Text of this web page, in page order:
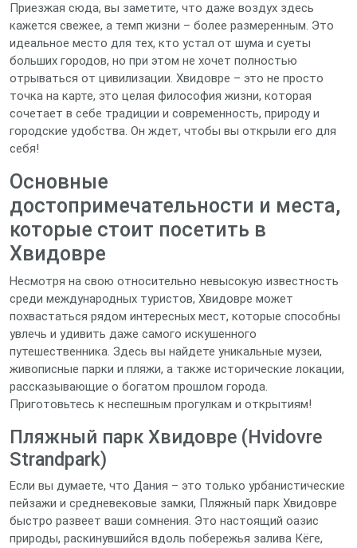
Приезжая сюда, вы заметите, что даже воздух здесь
кажется свежее, а темп жизни – более размеренным. Это
идеальное место для тех, кто устал от шума и суеты
больших городов, но при этом не хочет полностью
отрываться от цивилизации. Хвидовре – это не просто
точка на карте, это целая философия жизни, которая
сочетает в себе традиции и современность, природу и
городские удобства. Он ждет, чтобы вы открыли его для
себя!
Основные
достопримечательности и места,
которые стоит посетить в
Хвидовре
Несмотря на свою относительно невысокую известность
среди международных туристов, Хвидовре может
похвастаться рядом интересных мест, которые способны
увлечь и удивить даже самого искушенного
путешественника. Здесь вы найдете уникальные музеи,
живописные парки и пляжи, а также исторические локации,
рассказывающие о богатом прошлом города.
Приготовьтесь к неспешным прогулкам и открытиям!
Пляжный парк Хвидовре (Hvidovre
Strandpark)
Если вы думаете, что Дания – это только урбанистические
пейзажи и средневековые замки, Пляжный парк Хвидовре
быстро развеет ваши сомнения. Это настоящий оазис
природы, раскинувшийся вдоль побережья залива Кёге,